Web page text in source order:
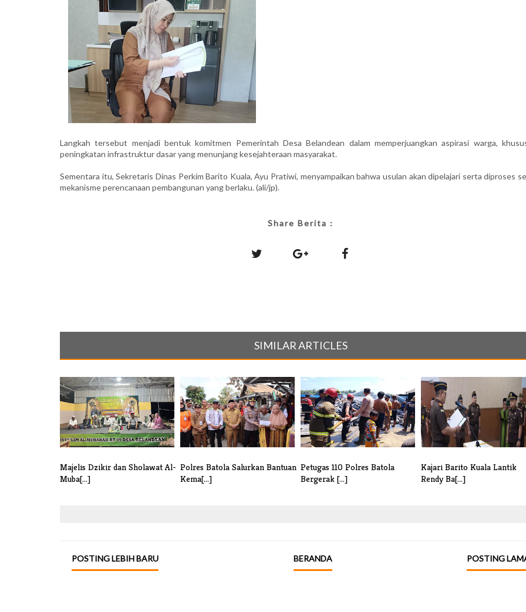
Langkah tersebut menjadi bentuk komitmen Pemerintah Desa Belandean dalam memperjuangkan aspirasi warga,
peningkatan infrastruktur dasar yang menunjang kesejahteraan masyarakat.
Sementara itu, Sekretaris Dinas Perkim Barito Kuala, Ayu Pratiwi, menyampaikan bahwa usulan akan dipelajari serta diproses
mekanisme perencanaan pembangunan yang berlaku. (ali/jp).
Share Berita :
SIMILAR ARTICLES
Majelis Dzikir dan Sholawat Al-
Muba[...]
Polres Batola Salurkan Bantuan
Kema[...]
Petugas 110 Polres Batola
Bergerak [...]
Kajari Barito Kuala Lantik
Rendy Ba[...]
POSTING LEBIH BARU POSTING
BERANDA